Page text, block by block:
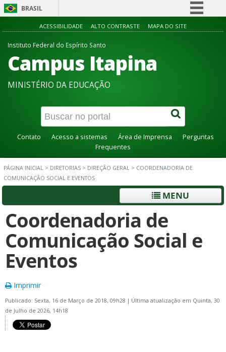
BRASIL
Simplifique!
Acesso à informação
Canais
ACESSIBILIDADE ALTO CONTRASTE MAPA DO SITE
Instituto Federal do Espírito Santo
Campus Itapina
MINISTÉRIO DA EDUCAÇÃO
Contato Acesso a sistemas Área de Imprensa
Perguntas
Frequentes
PÁGINA INICIAL > DIRETORIAS > DIREÇÃO GERAL > COORDENADORIA DE
COMUNICAÇÃO SOCIAL E EVENTOS
MENU
Coordenadoria de
Comunicação Social e
Eventos
Imprimir
Publicado: Sexta, 16 de Março de 2018, 09h28 | Última atualização em Quinta, 30
de Julho de 2026, 14h18